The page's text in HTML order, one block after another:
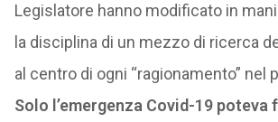
Legislatore hanno modificato in
la disciplina di un mezzo di ricerca
al centro di ogni “ragionamento” nel
Solo l’emergenza Covid-19 poteva